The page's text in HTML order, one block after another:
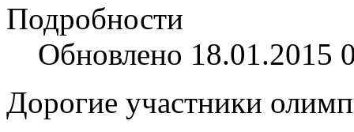
Подробности
Обновлено 18.01.2015
Дорогие участники